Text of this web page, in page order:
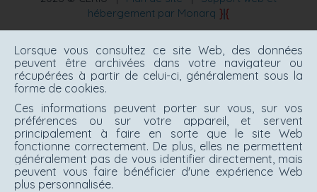
hébergement par Monarq
Lorsque vous consultez ce site Web, des données
peuvent être archivées dans votre navigateur ou
récupérées à partir de celui-ci, généralement sous la
forme de cookies.
Ces informations peuvent porter sur vous, sur vos
préférences ou sur votre appareil, et servent
principalement à faire en sorte que le site Web
fonctionne correctement. De plus, elles ne permettent
généralement pas de vous identifier directement, mais
peuvent vous faire bénéficier d'une expérience Web
plus personnalisée.